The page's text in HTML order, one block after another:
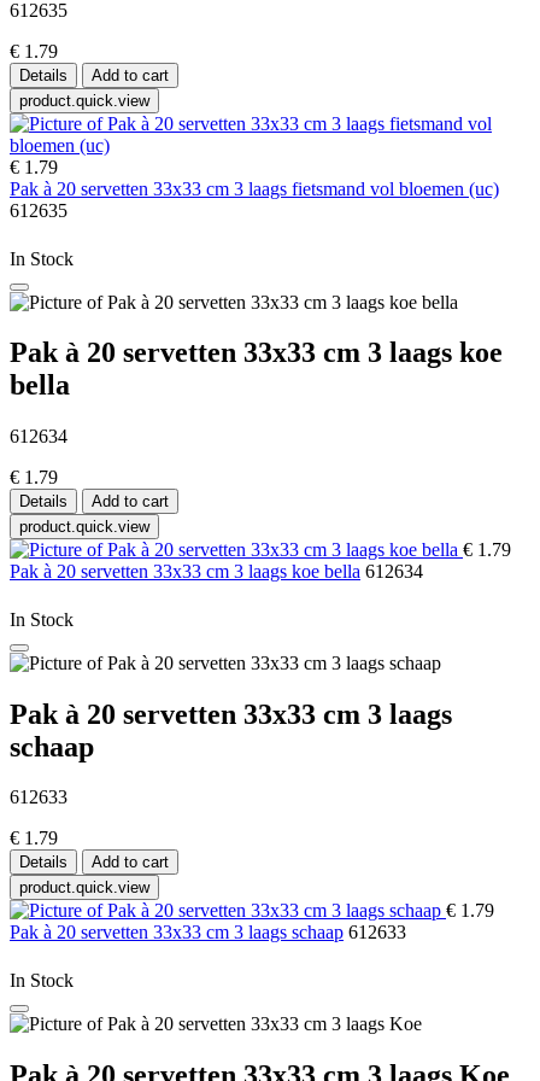
612635
€ 1.79
Details
Add to cart
product.quick.view
€ 1.79
Pak à 20 servetten 33x33 cm 3 laags fietsmand vol bloemen (uc)
612635
In Stock
Pak à 20 servetten 33x33 cm 3 laags koe
bella
612634
€ 1.79
Details
Add to cart
product.quick.view
€ 1.79
Pak à 20 servetten 33x33 cm 3 laags koe bella 612634
In Stock
Pak à 20 servetten 33x33 cm 3 laags
schaap
612633
€ 1.79
Details
Add to cart
product.quick.view
€ 1.79
Pak à 20 servetten 33x33 cm 3 laags schaap 612633
In Stock
Pak à 20 servetten 33x33 cm 3 laags Koe